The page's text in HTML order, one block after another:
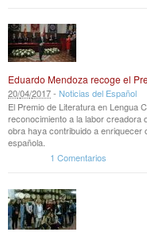
Eduardo Mendoza recoge el
20/04/2017- Noticias del Español
El Premio de Literatura en Lengua
reconocimiento a la labor
obra haya contribuido a enriquecer
española.
1 Comentarios